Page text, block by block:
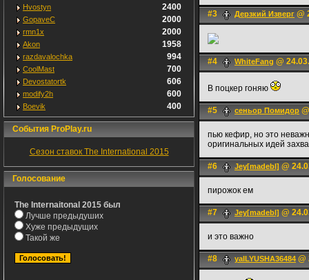
Hvostyn 2400
GopaveC 2000
rmn1x 2000
Akon 1958
razdavalochka 994
CoolMast 700
Devostatortk 606
modify2h 600
Boevik 400
События ProPlay.ru
Сезон ставок The International 2015
Голосование
The Internaitonal 2015 был
Лучше предыдуших
Хуже предыдущих
Такой же
#3 Дерзкий Изверг @
#4 WhiteFаng @
В поцкер гоняю
#5 сеньoр Помидор
пью кефир, но это
оригинальных идей
#6 Jey[madebl] @
пирожок ем
#7 Jey[madebl] @
и это важно
#8 yaILYUSHA36484 @